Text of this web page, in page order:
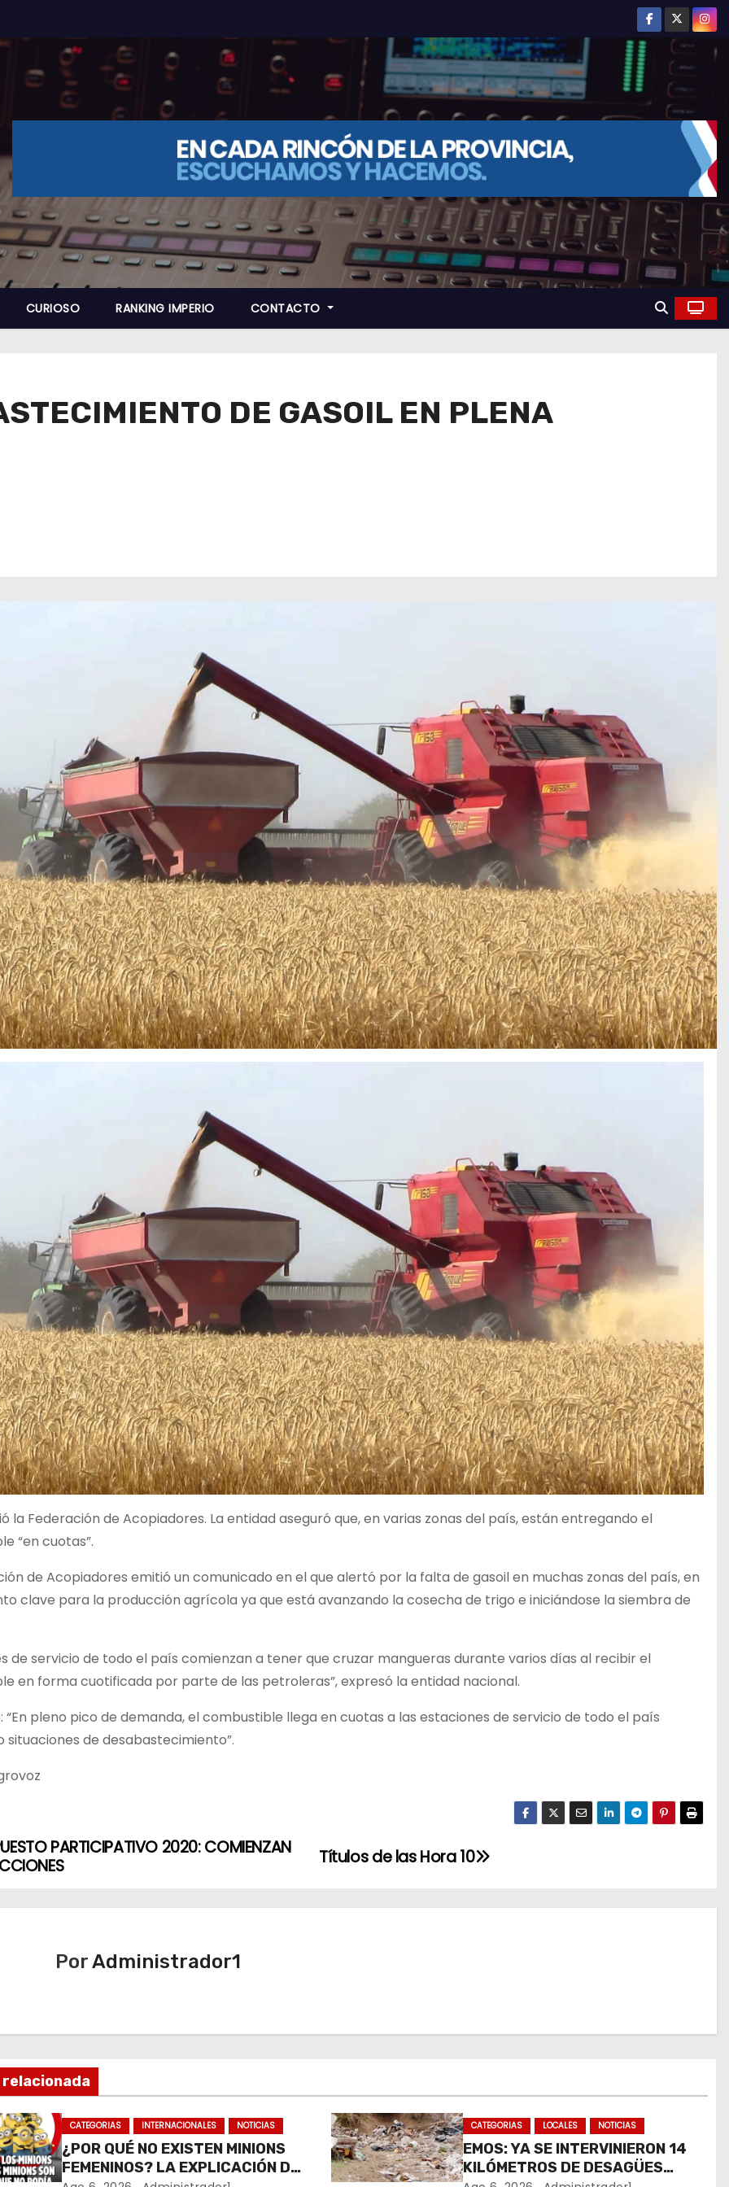
CURIOSO RANKING IMPERIO CONTACTO
DE GASOIL EN PLENA
la Federación de Acopiadores. La entidad aseguró que, en varias zonas del país, están entregando el
“en cuotas”.
de Acopiadores emitió un comunicado en el que alertó por la falta de gasoil en muchas zonas del país, en
clave para la producción agrícola ya que está avanzando la cosecha de trigo e iniciándose la siembra de
de servicio de todo el país comienzan a tener que cruzar mangueras durante varios días al recibir el
en forma cuotificada por parte de las petroleras”, expresó la entidad nacional.
“En pleno pico de demanda, el combustible llega en cuotas a las estaciones de servicio de todo el país
situaciones de desabastecimiento”.
Títulos de las Hora 10
PARTICIPATIVO 2020: COMIENZAN
PorAdministrador1
CATEGORIAS INTERNACIONALES NOTICIAS
¿POR QUÉ NO EXISTEN MINIONS
FEMENINOS? LA EXPLICACIÓN DE
CATEGORIAS LOCALES NOTICIAS
EMOS: YA SE INTERVINIERON 14
KILÓMETROS DE DESAGÜES